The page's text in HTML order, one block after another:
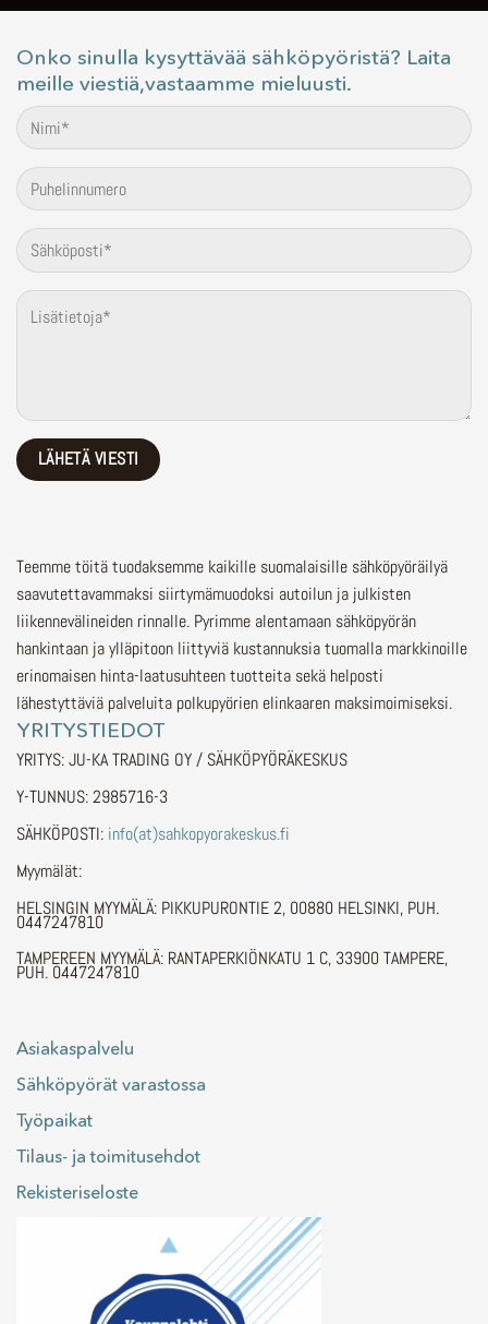
Onko sinulla kysyttävää sähköpyöristä? Laita
meille viestiä,vastaamme mieluusti.
Teemme töitä tuodaksemme kaikille suomalaisille sähköpyöräilyä
saavutettavammaksi siirtymämuodoksi autoilun ja julkisten
liikennevälineiden rinnalle. Pyrimme alentamaan sähköpyörän
hankintaan ja ylläpitoon liittyviä kustannuksia tuomalla markkinoille
erinomaisen hinta-laatusuhteen tuotteita sekä helposti
lähestyttäviä palveluita polkupyörien elinkaaren maksimoimiseksi.
YRITYSTIEDOT
YRITYS: JU-KA TRADING OY / SÄHKÖPYÖRÄKESKUS
Y-TUNNUS: 2985716-3
SÄHKÖPOSTI: info(at)sahkopyorakeskus.fi
Myymälät:
HELSINGIN MYYMÄLÄ: PIKKUPURONTIE 2, 00880 HELSINKI, PUH.
0447247810
TAMPEREEN MYYMÄLÄ: RANTAPERKIÖNKATU 1 C, 33900 TAMPERE,
PUH. 0447247810
Asiakaspalvelu
Sähköpyörät varastossa
Työpaikat
Tilaus- ja toimitusehdot
Rekisteriseloste